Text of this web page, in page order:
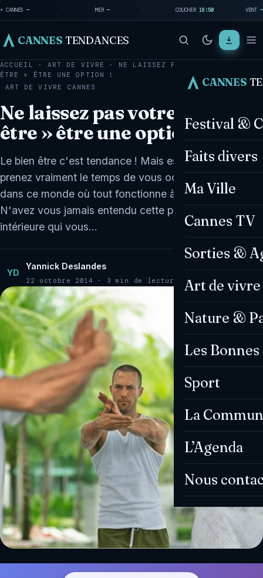
☀ CANNES — · MER— · COUCHER18:50 VENT —
CANNES TENDANCES
CANNES
Festival &
Faits divers
Ma Ville
Cannes TV
Sorties &
Art de vivre
Nature &
Les
Sport
La
L’Agenda
Nous
ACCUEIL · ART DE VIVRE · NE LAISSEZ PAS VOTRE « BIEN
ÊTRE » ÊTRE UNE OPTION !
ART DE VIVRE
CANNES
Ne laissez pas votre « bien
être » être une option !
Le bien être c'est tendance ! Mais est-ce que vous
prenez vraiment le temps de vous occuper de vous
dans ce monde où tout fonctionne à 100 à l'heure ?
N'avez vous jamais entendu cette petite voix
intérieure qui vous…
YD
Yannick Deslandes
22 octobre 2014 · 3 min de lecture